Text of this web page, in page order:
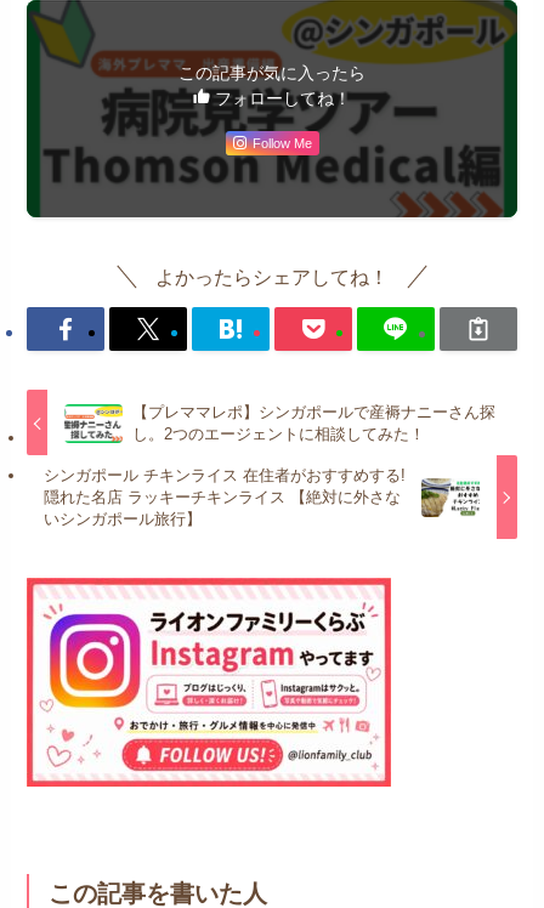
この記事が気に入ったら
フォローしてね！
Follow Me
よかったらシェアしてね！
【プレママレポ】シンガポールで産褥ナニーさん探
し。2つのエージェントに相談してみた！
シンガポール チキンライス 在住者がおすすめする!
隠れた名店 ラッキーチキンライス 【絶対に外さな
いシンガポール旅行】
この記事を書いた人